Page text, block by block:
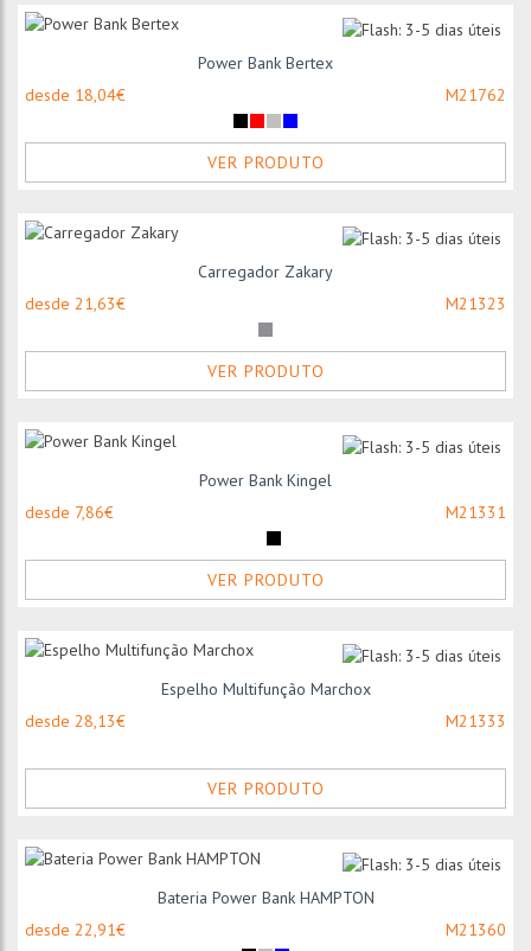
Power Bank Bertex
desde 18,04€
M21762
VER PRODUTO
Carregador Zakary
desde 21,63€
M21323
VER PRODUTO
Power Bank Kingel
desde 7,86€
M21331
VER PRODUTO
Espelho Multifunção Marchox
desde 28,13€
M21333
VER PRODUTO
Bateria Power Bank HAMPTON
desde 22,91€
M21360